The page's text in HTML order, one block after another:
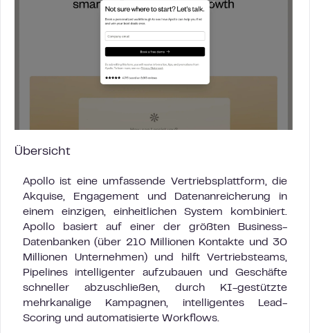
Übersicht
Apollo ist eine umfassende Vertriebsplattform, die
Akquise, Engagement und Datenanreicherung in
einem einzigen, einheitlichen System kombiniert.
Apollo basiert auf einer der größten Business-
Datenbanken (über 210 Millionen Kontakte und 30
Millionen Unternehmen) und hilft Vertriebsteams,
Pipelines intelligenter aufzubauen und Geschäfte
schneller abzuschließen, durch KI-gestützte
mehrkanalige Kampagnen, intelligentes Lead-
Scoring und automatisierte Workflows.